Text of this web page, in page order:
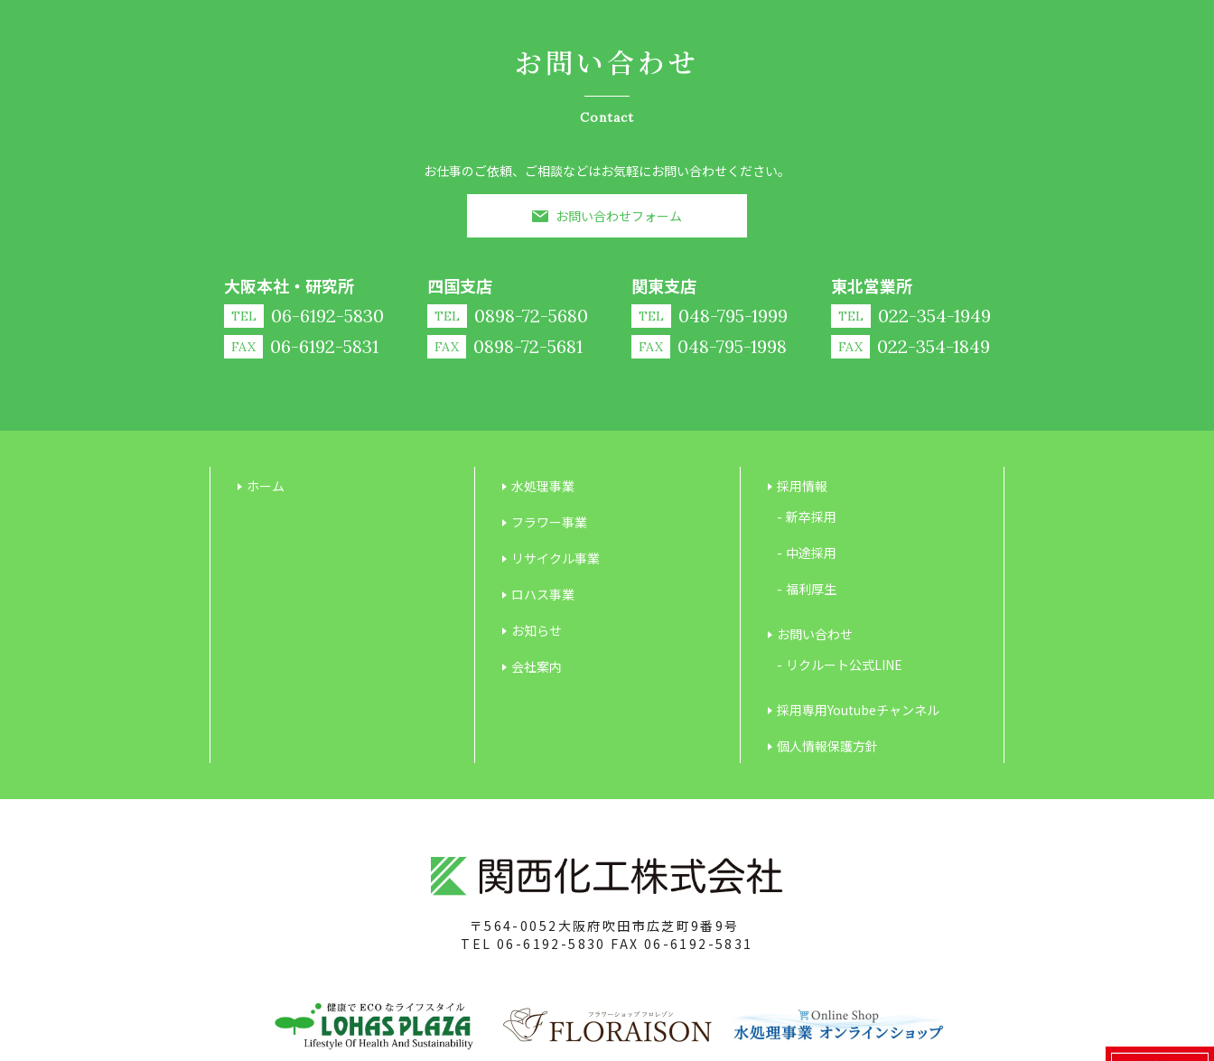
お問い合わせ
Contact
お仕事のご依頼、ご相談などはお気軽にお問い合わせください。
お問い合わせフォーム
大阪本社・研究所
TEL 06-6192-5830
FAX 06-6192-5831
四国支店
TEL 0898-72-5680
FAX 0898-72-5681
関東支店
TEL 048-795-1999
FAX 048-795-1998
東北営業所
TEL 022-354-1949
FAX 022-354-1849
ホーム
水処理事業
フラワー事業
リサイクル事業
ロハス事業
お知らせ
会社案内
採用情報
新卒採用
中途採用
福利厚生
お問い合わせ
リクルート公式LINE
採用専用Youtubeチャンネル
個人情報保護方針
〒564-0052 大阪府吹田市広芝町9番9号
TEL 06-6192-5830 FAX 06-6192-5831